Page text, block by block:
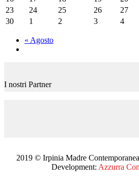
23
24 25 26 27
30
1 2 3 4
« Agosto
I nostri Partner
2019 © Irpinia Madre
Development: Azzurra